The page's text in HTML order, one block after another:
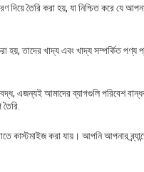
দিয়ে তৈরি করা হয়, যা নিশ্চিত করে যে
হয়, তাদের খাদ্য এবং খাদ্য সম্পর্কিত
এজন্যই আমাদের ব্যাগগুলি পরিবেশ
কাস্টমাইজ করা যায়। আপনি আপনার